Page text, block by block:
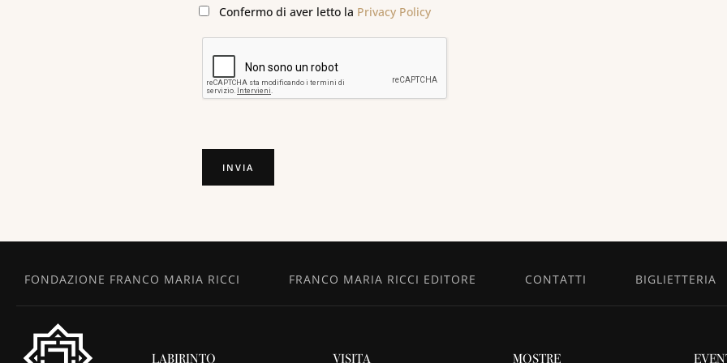
Confermo di aver letto la Privacy Policy
FONDAZIONE FRANCO MARIA RICCI FRANCO MARIA RICCI EDITORE CONTATTI BIGLIETTERIA
LABIRINTO VISITA MOSTRE